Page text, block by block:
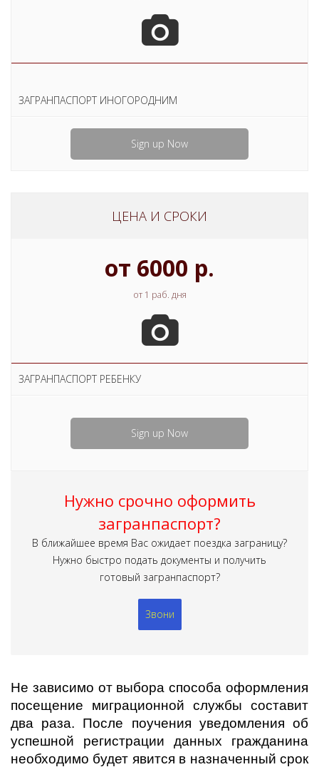
ЗАГРАНПАСПОРТ ИНОГОРОДНИМ
Sign up Now
ЦЕНА И СРОКИ
от 6000 р.
от 1 раб. дня
ЗАГРАНПАСПОРТ РЕБЕНКУ
Sign up Now
Нужно срочно оформить
загранпаспорт?
В ближайшее время Вас ожидает поездка заграницу?
Нужно быстро подать документы и получить
готовый загранпаспорт?
Звони
Не зависимо от выбора способа оформления
посещение миграционной службы составит
два раза. После поучения уведомления об
успешной регистрации данных гражданина
необходимо будет явится в назначенный срок